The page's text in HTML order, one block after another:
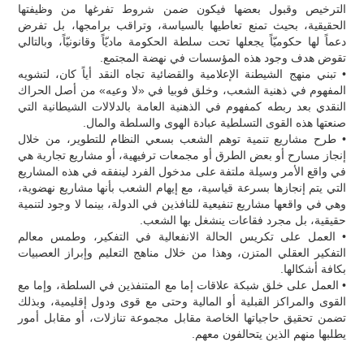
الترخيص وقبول بعضها فيكون ضمن شروط تفرغها من وظيفتها
الحقيقية، بحيث تمنع تعاطيها بالسياسة، وتراقب برامجها، بل تفرض
دعماً لها حكوميّاً يجعلها تحت سلطة الحكومة ماديّاً وقانونيّاً، وبالتالي
تقوض هدف وجود هذه المؤسسات في نهضة المجتمع.
• تبني منهج الشيطنة الإعلامية والقضائية تجاه النقد أياً كان، لتشويه
المفهوم في ذهنية الشعب، وخلق فوبيا في «لا وعيه» من أصل الحراك
النقدي بعد ربطه كمفهوم في الذهنية العامة بالدلالات الشيطانية التي
صنعتها هذه القوى التسلطية عبادة الهوى والسلطة والمال.
• طرح مشاريع تنمية توهم الشعب بسعي النظام للتطوير، من خلال
إنجاز مسارح أو بعض الطرق أو مجمعات ترفيهية، أو مشاريع تجارية هي
في واقع الأمر وسيلة ملتفة على مدخول الفرد لينفقه في هذه المشاريع
التي يتم إنجازها بسرعة قياسية، مع إيهام الشعب بأنها مشاريع نهضوية،
وهي في واقعها مشاريع تنفيعية للنافذين في الدولة، بينما لا وجود لتنمية
حقيقية، بل مجرد فقاعات ينشغل بها الشعب.
• العمل على تكريس الحالة الانفعالية في التفكير، وطمس معالم
التفكير العقلي المتزن، وهذا من خلال مناهج التعليم وإبراز العصبيات
بكافة أشكالها.
• العمل على خلق شبكة علاقات إما مع المتنفذين في السلطة، وإما مع
القوى والمراكز القبلية أو المالية وحتى مع قوى ودول إقليمية، وبذلك
تضمن تحقيق حاجياتها الخاصة مقابل مجموعة تنازلات، أو مقابل أمور
يطلبها منهم الذين يتحالفون معهم.